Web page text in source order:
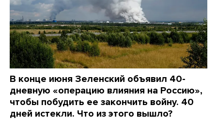
В конце июня Зеленский объявил 40-
дневную «операцию влияния на Россию»,
чтобы побудить ее закончить войну. 40
дней истекли. Что из этого вышло?